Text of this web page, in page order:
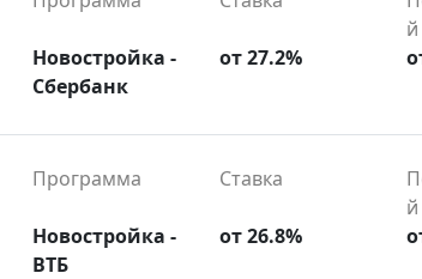
Новостройка -
Сбербанк
от 27.2%
Программа Ставка
Новостройка -
ВТБ
от 26.8%